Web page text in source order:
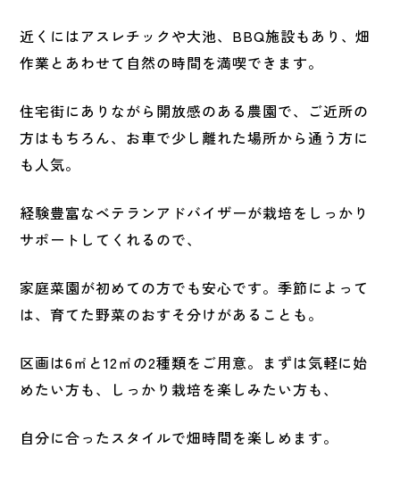
近くにはアスレチックや大池、BBQ施設もあり、畑
作業とあわせて自然の時間を満喫できます。
住宅街にありながら開放感のある農園で、ご近所の
方はもちろん、お車で少し離れた場所から通う方に
も人気。
経験豊富なベテランアドバイザーが栽培をしっかり
サポートしてくれるので、
家庭菜園が初めての方でも安心です。季節によって
は、育てた野菜のおすそ分けがあることも。
区画は6㎡と12㎡の2種類をご用意。まずは気軽に始
めたい方も、しっかり栽培を楽しみたい方も、
自分に合ったスタイルで畑時間を楽しめます。